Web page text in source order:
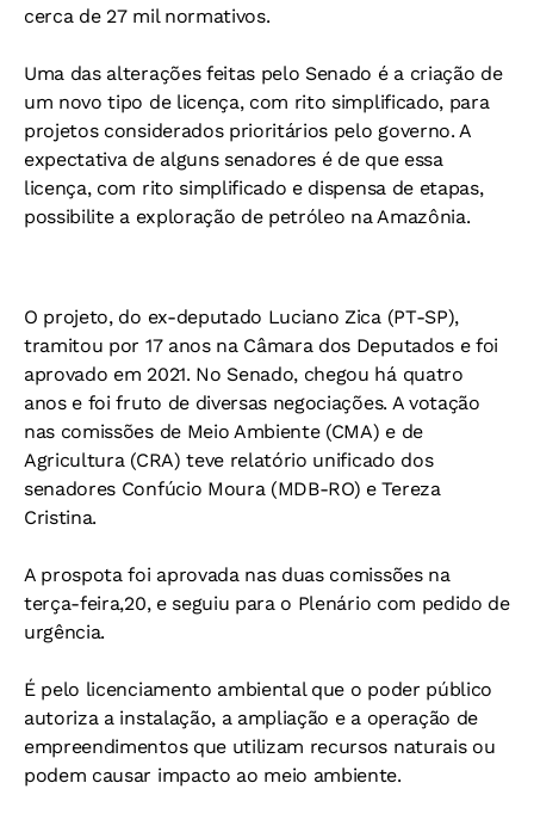
cerca de 27 mil normativos.
Uma das alterações feitas pelo Senado é a criação de
um novo tipo de licença, com rito simplificado, para
projetos considerados prioritários pelo governo. A
expectativa de alguns senadores é de que essa
licença, com rito simplificado e dispensa de etapas,
possibilite a exploração de petróleo na Amazônia.
O projeto, do ex-deputado Luciano Zica (PT-SP),
tramitou por 17 anos na Câmara dos Deputados e foi
aprovado em 2021. No Senado, chegou há quatro
anos e foi fruto de diversas negociações. A votação
nas comissões de Meio Ambiente (CMA) e de
Agricultura (CRA) teve relatório unificado dos
senadores Confúcio Moura (MDB-RO) e Tereza
Cristina.
A prospota foi aprovada nas duas comissões na
terça-feira,20, e seguiu para o Plenário com pedido de
urgência.
É pelo licenciamento ambiental que o poder público
autoriza a instalação, a ampliação e a operação de
empreendimentos que utilizam recursos naturais ou
podem causar impacto ao meio ambiente.